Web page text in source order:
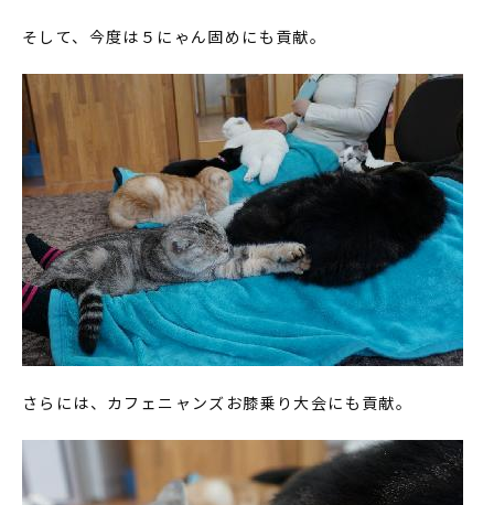
そして、今度は５にゃん固めにも貢献。
さらには、カフェニャンズお膝乗り大会にも貢献。